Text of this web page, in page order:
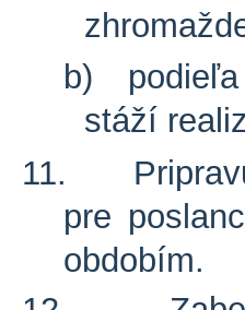
b)
stáží
11.
pre
obdobím.